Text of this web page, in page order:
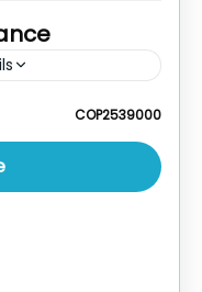
saliendo
otra
COP2539000